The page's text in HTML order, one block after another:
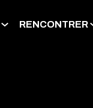
RENCONTRER